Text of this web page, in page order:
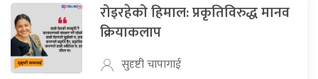
रोइरहेको हिमाल: प्रकृतिविरुद्ध मानव
क्रियाकलाप
सुदृष्टी चापागाई